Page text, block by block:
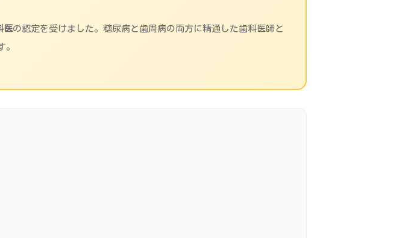
医の認定を受けました。糖尿病と歯周病の両方に精通した歯科医師と
。